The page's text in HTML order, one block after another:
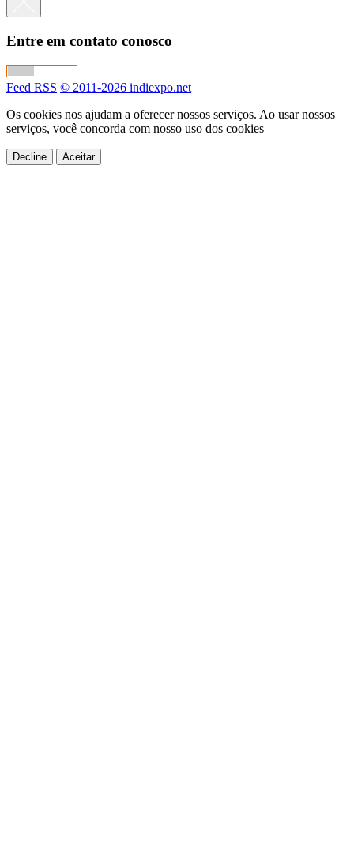
Entre em contato conosco
Feed RSS © 2011-2026 indiexpo.net
Os cookies nos ajudam a oferecer nossos serviços. Ao usar nossos
serviços, você concorda com nosso uso dos cookies
Decline Aceitar